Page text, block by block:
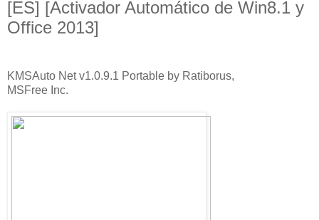
[ES] [Activador Automático de Win8.1 y
Office 2013]
KMSAuto Net v1.0.9.1 Portable by Ratiborus,
MSFree Inc.